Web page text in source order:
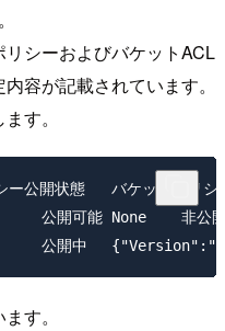
シーおよびバケットACL
容が記載されています。
す。
す。